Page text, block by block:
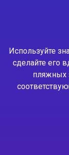
Используйте
сделайте его
пляжных